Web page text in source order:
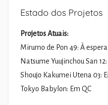
Estado dos Projetos
Projetos Atuais:
Mirumo de Pon 49: À espera
Natsume Yuujinchou San
Shoujo Kakumei Utena 03:
Tokyo Babylon: Em QC